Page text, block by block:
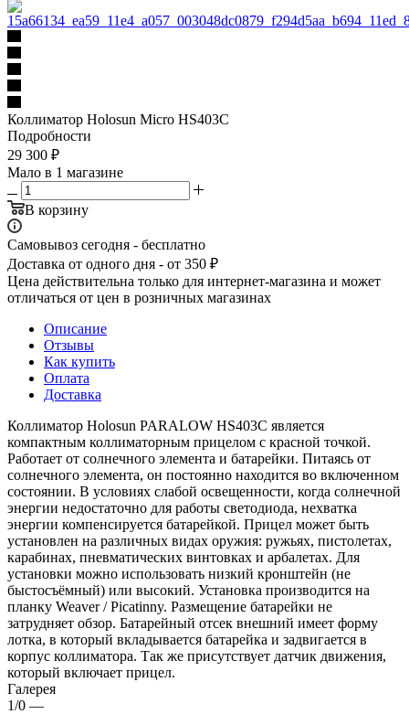
Коллиматор Holosun Micro HS403C
Подробности
29 300 ₽
Мало в 1 магазине
В корзину
Самовывоз сегодня - бесплатно
Доставка от одного дня - от 350 ₽
Цена действительна только для интернет-магазина и может
отличаться от цен в розничных магазинах
Описание
Отзывы
Как купить
Оплата
Доставка
Коллиматор Holosun PARALOW HS403C является
компактным коллиматорным прицелом с красной точкой.
Работает от солнечного элемента и батарейки. Питаясь от
солнечного элемента, он постоянно находится во включенном
состоянии. В условиях слабой освещенности, когда солнечной
энергии недостаточно для работы светодиода, нехватка
энергии компенсируется батарейкой. Прицел может быть
установлен на различных видах оружия: ружьях, пистолетах,
карабинах, пневматических винтовках и арбалетах. Для
установки можно использовать низкий кронштейн (не
быстосъёмный) или высокий. Установка производится на
планку Weaver / Piсatinny. Размещение батарейки не
затрудняет обзор. Батарейный отсек внешний имеет форму
лотка, в который вкладывается батарейка и задвигается в
корпус коллиматора. Так же присутствует датчик движения,
который включает прицел.
Галерея
1/0 —